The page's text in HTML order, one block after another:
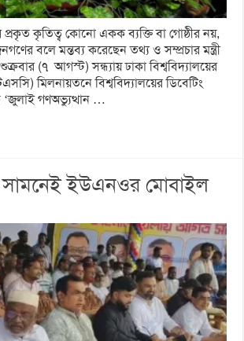
প্রকৃত কৃতিত্ব কোনো একক ব্যক্তি বা গোষ্ঠীর নয়,
বলে মন্তব্য করেছেন তথ্য ও সম্প্রচার মন্ত্রী
(৭ আগস্ট) সন্ধ্যায় ঢাকা বিশ্ববিদ্যালয়ের
মিলনায়তনে বিশ্ববিদ্যালয়ের ডিবেটিং
গণঅভ্যুত্থান …
সামনেই ইউএনওর মোবাইল